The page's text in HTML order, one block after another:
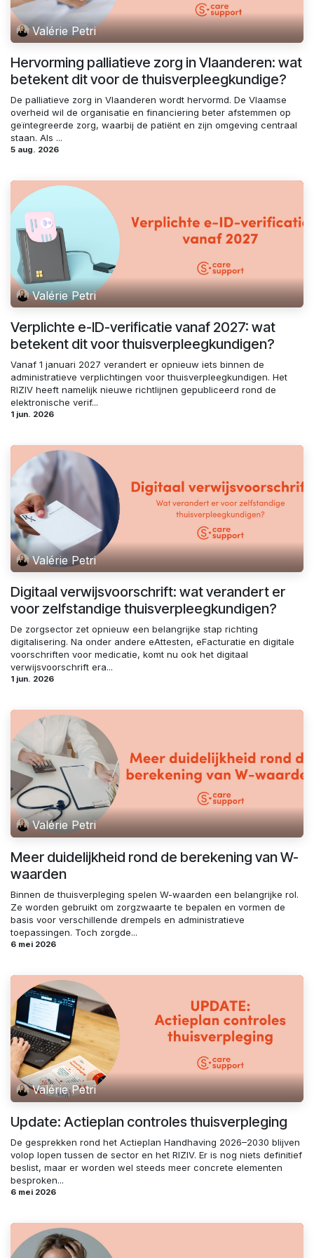
Valérie Petri
Hervorming palliatieve zorg in Vlaanderen: wat
betekent dit voor de thuisverpleegkundige?
De palliatieve zorg in Vlaanderen wordt hervormd. De Vlaamse
overheid wil de organisatie en financiering beter afstemmen op
geïntegreerde zorg, waarbij de patiënt en zijn omgeving centraal
staan. Als ...
5 aug. 2026
Valérie Petri
Verplichte e-ID-verificatie vanaf 2027: wat
betekent dit voor thuisverpleegkundigen?
Vanaf 1 januari 2027 verandert er opnieuw iets binnen de
administratieve verplichtingen voor thuisverpleegkundigen. Het
RIZIV heeft namelijk nieuwe richtlijnen gepubliceerd rond de
elektronische verif...
1 jun. 2026
Valérie Petri
Digitaal verwijsvoorschrift: wat verandert er
voor zelfstandige thuisverpleegkundigen?
De zorgsector zet opnieuw een belangrijke stap richting
digitalisering. Na onder andere eAttesten, eFacturatie en digitale
voorschriften voor medicatie, komt nu ook het digitaal
verwijsvoorschrift era...
1 jun. 2026
Valérie Petri
Meer duidelijkheid rond de berekening van W-
waarden
Binnen de thuisverpleging spelen W-waarden een belangrijke rol.
Ze worden gebruikt om zorgzwaarte te bepalen en vormen de
basis voor verschillende drempels en administratieve
toepassingen. Toch zorgde...
6 mei 2026
Valérie Petri
Update: Actieplan controles thuisverpleging
De gesprekken rond het Actieplan Handhaving 2026–2030 blijven
volop lopen tussen de sector en het RIZIV. Er is nog niets definitief
beslist, maar er worden wel steeds meer concrete elementen
besproken...
6 mei 2026